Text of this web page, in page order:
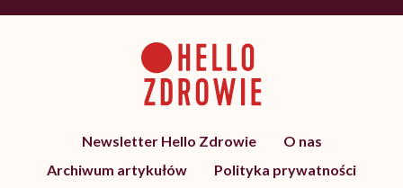
Newsletter Hello Zdrowie
O nas
Archiwum artykułów
Polityka prywatności